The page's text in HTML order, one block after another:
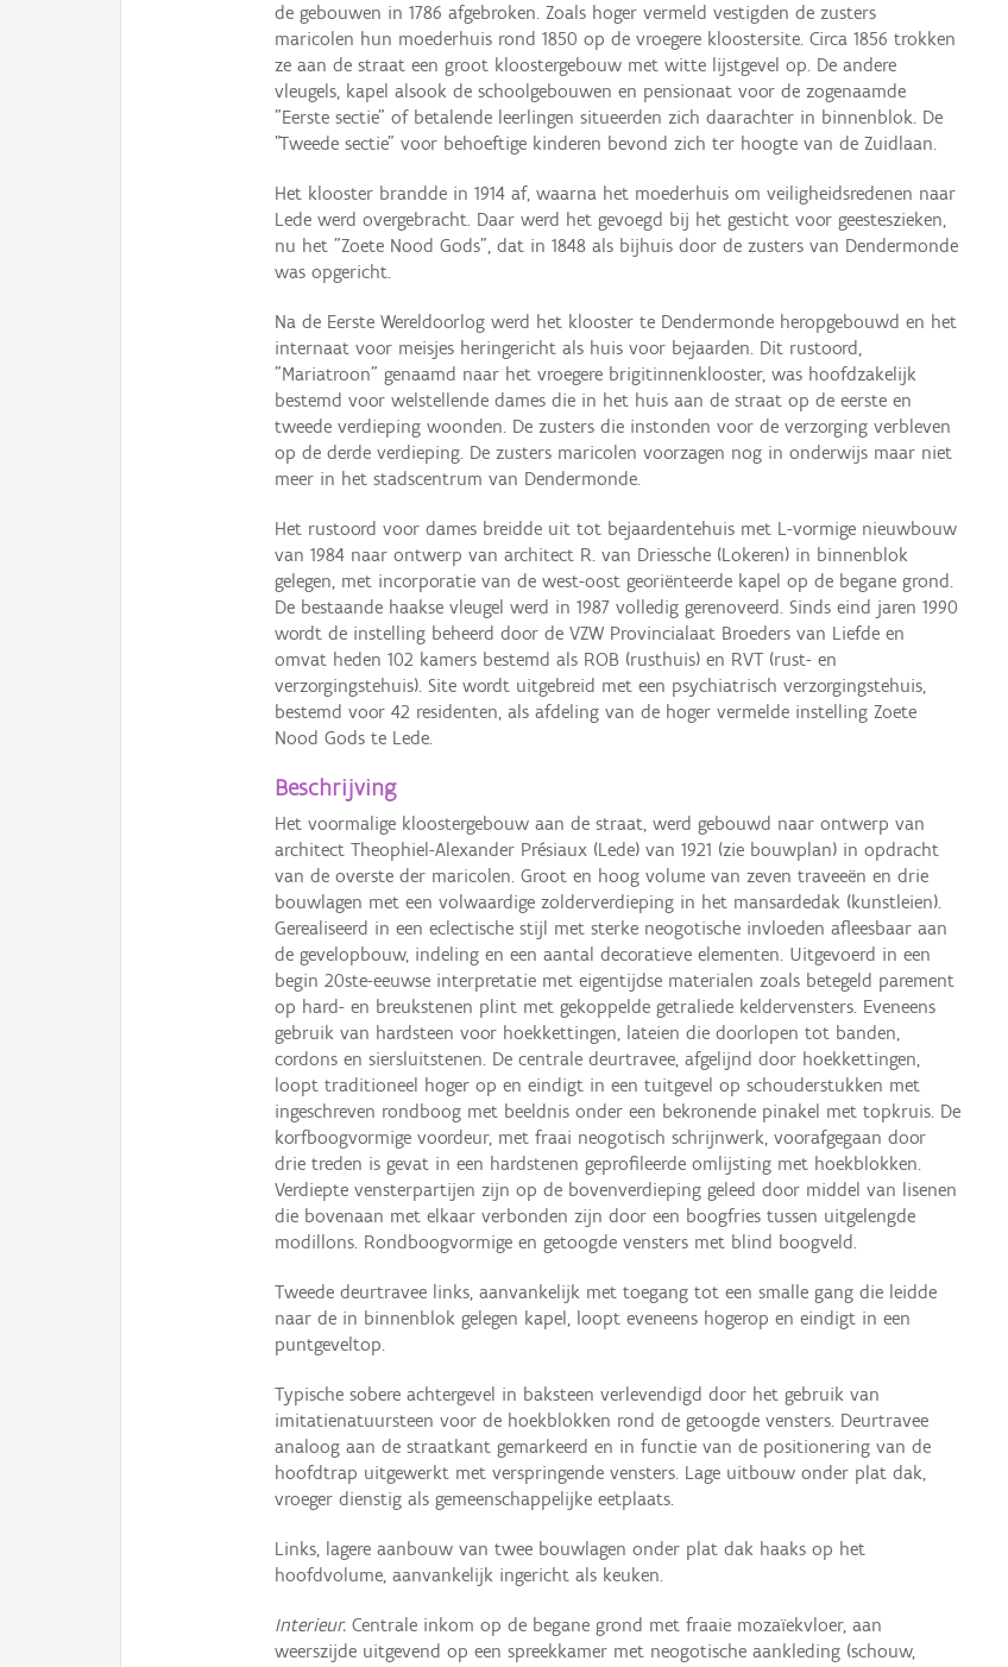
de gebouwen in 1786 afgebroken. Zoals hoger vermeld vestigden de zusters
maricolen hun moederhuis rond 1850 op de vroegere kloostersite. Circa 1856 trokken
ze aan de straat een groot kloostergebouw met witte lijstgevel op. De andere
vleugels, kapel alsook de schoolgebouwen en pensionaat voor de zogenaamde
"Eerste sectie" of betalende leerlingen situeerden zich daarachter in binnenblok. De
"Tweede sectie" voor behoeftige kinderen bevond zich ter hoogte van de Zuidlaan.
Het klooster brandde in 1914 af, waarna het moederhuis om veiligheidsredenen naar
Lede werd overgebracht. Daar werd het gevoegd bij het gesticht voor geesteszieken,
nu het "Zoete Nood Gods", dat in 1848 als bijhuis door de zusters van Dendermonde
was opgericht.
Na de Eerste Wereldoorlog werd het klooster te Dendermonde heropgebouwd en het
internaat voor meisjes heringericht als huis voor bejaarden. Dit rustoord,
"Mariatroon" genaamd naar het vroegere brigitinnenklooster, was hoofdzakelijk
bestemd voor welstellende dames die in het huis aan de straat op de eerste en
tweede verdieping woonden. De zusters die instonden voor de verzorging verbleven
op de derde verdieping. De zusters maricolen voorzagen nog in onderwijs maar niet
meer in het stadscentrum van Dendermonde.
Het rustoord voor dames breidde uit tot bejaardentehuis met L-vormige nieuwbouw
van 1984 naar ontwerp van architect R. van Driessche (Lokeren) in binnenblok
gelegen, met incorporatie van de west-oost georiënteerde kapel op de begane grond.
De bestaande haakse vleugel werd in 1987 volledig gerenoveerd. Sinds eind jaren 1990
wordt de instelling beheerd door de VZW Provincialaat Broeders van Liefde en
omvat heden 102 kamers bestemd als ROB (rusthuis) en RVT (rust- en
verzorgingstehuis). Site wordt uitgebreid met een psychiatrisch verzorgingstehuis,
bestemd voor 42 residenten, als afdeling van de hoger vermelde instelling Zoete
Nood Gods te Lede.
Beschrijving
Het voormalige kloostergebouw aan de straat, werd gebouwd naar ontwerp van
architect Theophiel-Alexander Présiaux (Lede) van 1921 (zie bouwplan) in opdracht
van de overste der maricolen. Groot en hoog volume van zeven traveeën en drie
bouwlagen met een volwaardige zolderverdieping in het mansardedak (kunstleien).
Gerealiseerd in een eclectische stijl met sterke neogotische invloeden afleesbaar aan
de gevelopbouw, indeling en een aantal decoratieve elementen. Uitgevoerd in een
begin 20ste-eeuwse interpretatie met eigentijdse materialen zoals betegeld parement
op hard- en breukstenen plint met gekoppelde getraliede keldervensters. Eveneens
gebruik van hardsteen voor hoekkettingen, lateien die doorlopen tot banden,
cordons en siersluitstenen. De centrale deurtravee, afgelijnd door hoekkettingen,
loopt traditioneel hoger op en eindigt in een tuitgevel op schouderstukken met
ingeschreven rondboog met beeldnis onder een bekronende pinakel met topkruis. De
korfboogvormige voordeur, met fraai neogotisch schrijnwerk, voorafgegaan door
drie treden is gevat in een hardstenen geprofileerde omlijsting met hoekblokken.
Verdiepte vensterpartijen zijn op de bovenverdieping geleed door middel van lisenen
die bovenaan met elkaar verbonden zijn door een boogfries tussen uitgelengde
modillons. Rondboogvormige en getoogde vensters met blind boogveld.
Tweede deurtravee links, aanvankelijk met toegang tot een smalle gang die leidde
naar de in binnenblok gelegen kapel, loopt eveneens hogerop en eindigt in een
puntgeveltop.
Typische sobere achtergevel in baksteen verlevendigd door het gebruik van
imitatienatuursteen voor de hoekblokken rond de getoogde vensters. Deurtravee
analoog aan de straatkant gemarkeerd en in functie van de positionering van de
hoofdtrap uitgewerkt met verspringende vensters. Lage uitbouw onder plat dak,
vroeger dienstig als gemeenschappelijke eetplaats.
Links, lagere aanbouw van twee bouwlagen onder plat dak haaks op het
hoofdvolume, aanvankelijk ingericht als keuken.
Interieur. Centrale inkom op de begane grond met fraaie mozaïekvloer, aan
weerszijde uitgevend op een spreekkamer met neogotische aankleding (schouw,